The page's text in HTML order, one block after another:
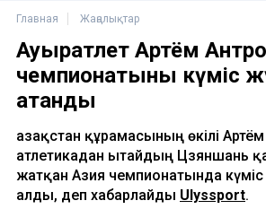
Главная Жаңалықтар
Ауыратлет Артём
чемпионатының күміс
атанды
Қазақстан құрамасының өкілі
атлетикадан Қытайдың Цзяншань
жатқан Азия чемпионатында
алды, деп хабарлайды Ulyssport.